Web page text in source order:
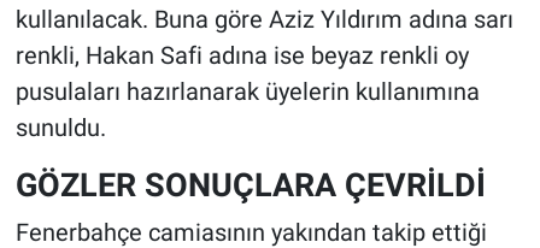
kullanılacak. Buna göre Aziz Yıldırım adına sarı
renkli, Hakan Safi adına ise beyaz renkli oy
pusulaları hazırlanarak üyelerin kullanımına
sunuldu.
GÖZLER SONUÇLARA ÇEVRİLDİ
Fenerbahçe camiasının yakından takip ettiği